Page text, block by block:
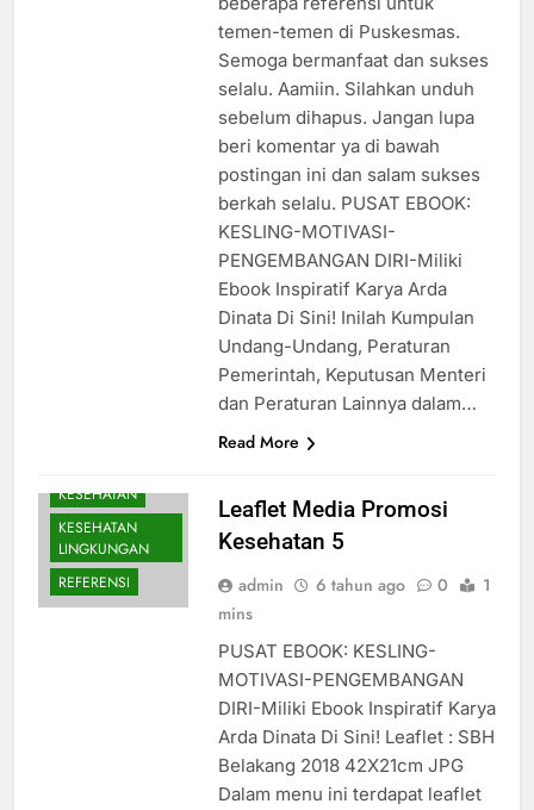
temen-temen di Puskesmas.
Semoga bermanfaat dan sukses
selalu. Aamiin. Silahkan unduh
sebelum dihapus. Jangan lupa
beri komentar ya di bawah
postingan ini dan salam sukses
berkah selalu. PUSAT EBOOK:
KESLING-MOTIVASI-
PENGEMBANGAN DIRI-Miliki
Ebook Inspiratif Karya Arda
Dinata Di Sini! Inilah Kumpulan
Undang-Undang, Peraturan
Pemerintah, Keputusan Menteri
dan Peraturan Lainnya dalam…
Read More
KESEHATAN
KESEHATAN
LINGKUNGAN
REFERENSI
Leaflet Media Promosi
Kesehatan 5
admin 6 tahun ago 0
1
mins
PUSAT EBOOK: KESLING-
MOTIVASI-PENGEMBANGAN
DIRI-Miliki Ebook Inspiratif Karya
Arda Dinata Di Sini! Leaflet : SBH
Belakang 2018 42X21cm JPG
Dalam menu ini terdapat leaflet